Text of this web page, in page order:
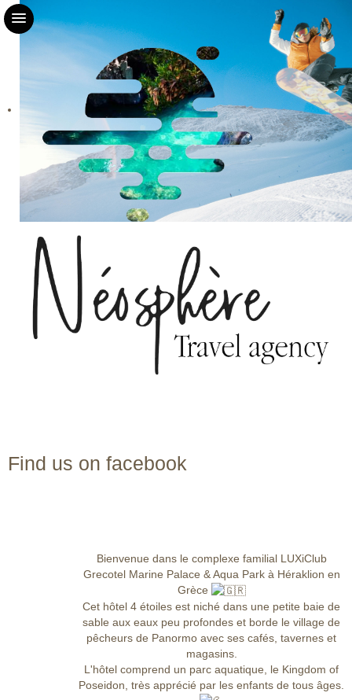
Accueil
Notre équipe
Contact
LuxairTours
Nos voyages accompagnés
Confidentialité
Find us on facebook
Bienvenue dans le complexe familial LUXiClub
Grecotel Marine Palace & Aqua Park à Héraklion en
Grèce
Cet hôtel 4 étoiles est niché dans une petite baie de
sable aux eaux peu profondes et borde le village de
pêcheurs de Panormo avec ses cafés, tavernes et
magasins.
L'hôtel comprend un parc aquatique, le Kingdom of
Poseidon, très apprécié par les enfants de tous âges.